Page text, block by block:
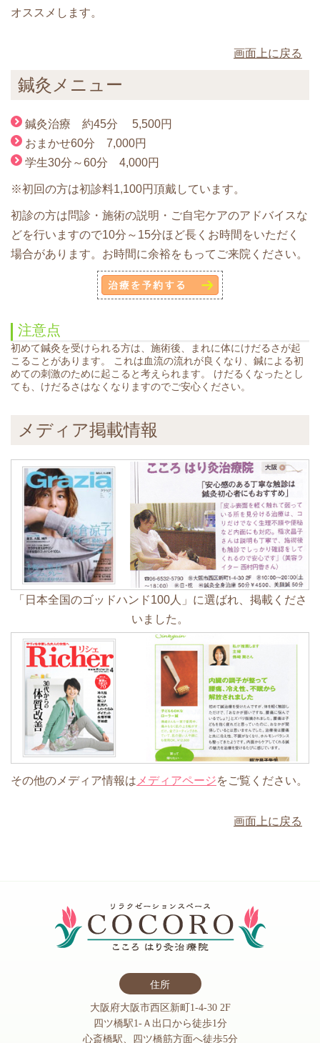
オススメします。
画面上に戻る
鍼灸メニュー
鍼灸治療 約45分 5,500円
おまかせ60分 7,000円
学生30分～60分 4,000円
※初回の方は初診料1,100円頂戴しています。
初診の方は問診・施術の説明・ご自宅ケアのアドバイスな
どを行いますので10分～15分ほど長くお時間をいただく
場合があります。お時間に余裕をもってご来院ください。
注意点
初めて鍼灸を受けられる方は、施術後、まれに体にけだるさが起
こることがあります。 これは血流の流れが良くなり、鍼による初
めての刺激のために起こると考えられます。 けだるくなったとし
ても、けだるさはなくなりますのでご安心ください。
メディア掲載情報
「日本全国のゴッドハンド100人」に選ばれ、掲載くださ
いました。
その他のメディア情報は メディアページをご覧ください。
画面上に戻る
住所
大阪府大阪市西区新町1-4-30 2F
四ツ橋駅1-Ａ出口から徒歩1分
心斎橋駅、四ツ橋筋方面へ徒歩5分